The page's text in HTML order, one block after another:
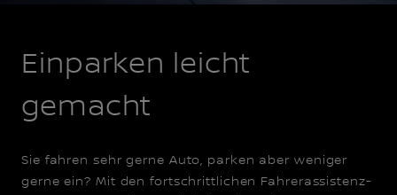
Einparken leicht
gemacht
Sie fahren sehr gerne Auto, parken aber weniger
gerne ein? Mit den fortschrittlichen Fahrerassistenz-